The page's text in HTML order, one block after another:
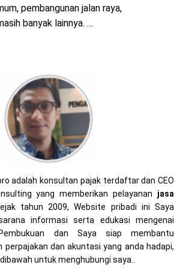
pembangunan jalan raya,
banyak lainnya. …
adalah konsultan pajak terdaftar dan CEO
yang memberikan pelayanan jasa
tahun 2009, Website pribadi ini Saya
informasi serta edukasi mengenai
dan Saya siap membantu
perpajakan dan akuntasi yang anda hadapi,
untuk menghubungi saya..